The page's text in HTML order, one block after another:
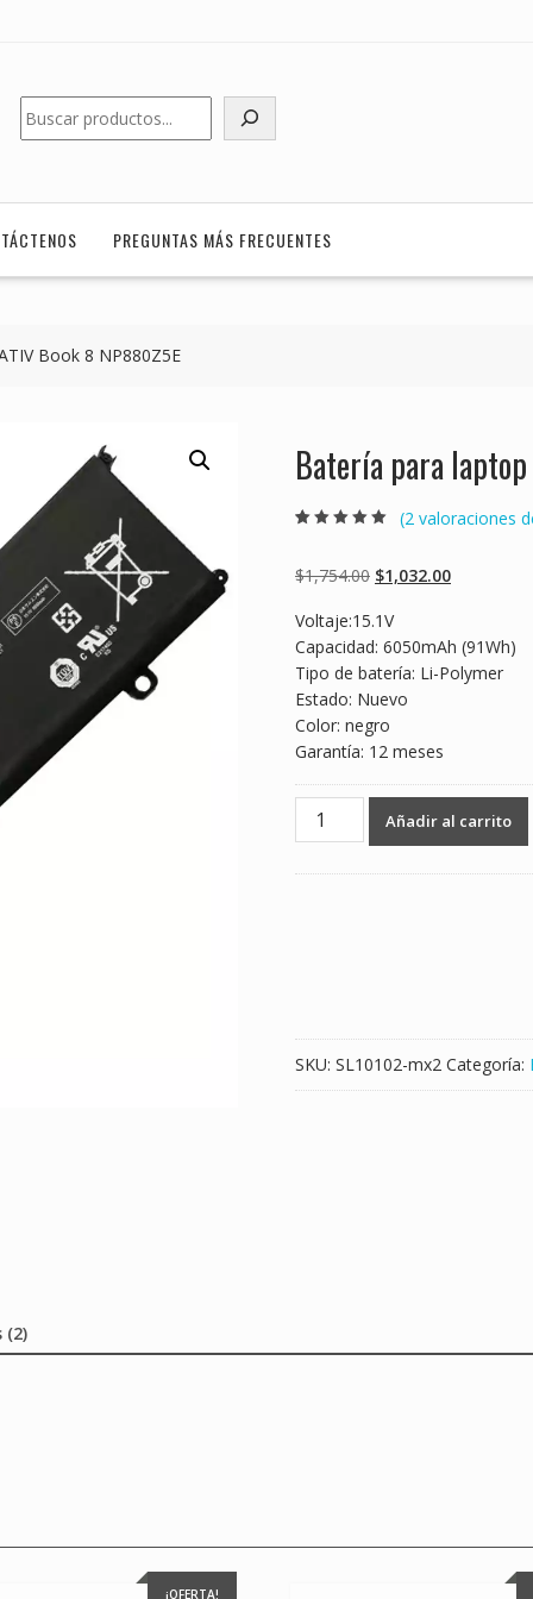
Buscar
PREGUNTAS MÁS FRECUENTES
Book 8 NP880Z5E
Batería para laptop
basado en
puntuaciones
(2 valoraciones
$1,754.00 Original
was:
$1,754.00.
$1,032.00Current
$1,032.00.
Voltaje:15.1V
Capacidad: 6050mAh (91Wh)
Tipo de batería: Li-Polymer
Estado: Nuevo
Color: negro
Garantía: 12 meses
Batería
para
Añadir al carrito
SKU: SL10102-mx2 Categoría:
(2)
¡OFERTA!